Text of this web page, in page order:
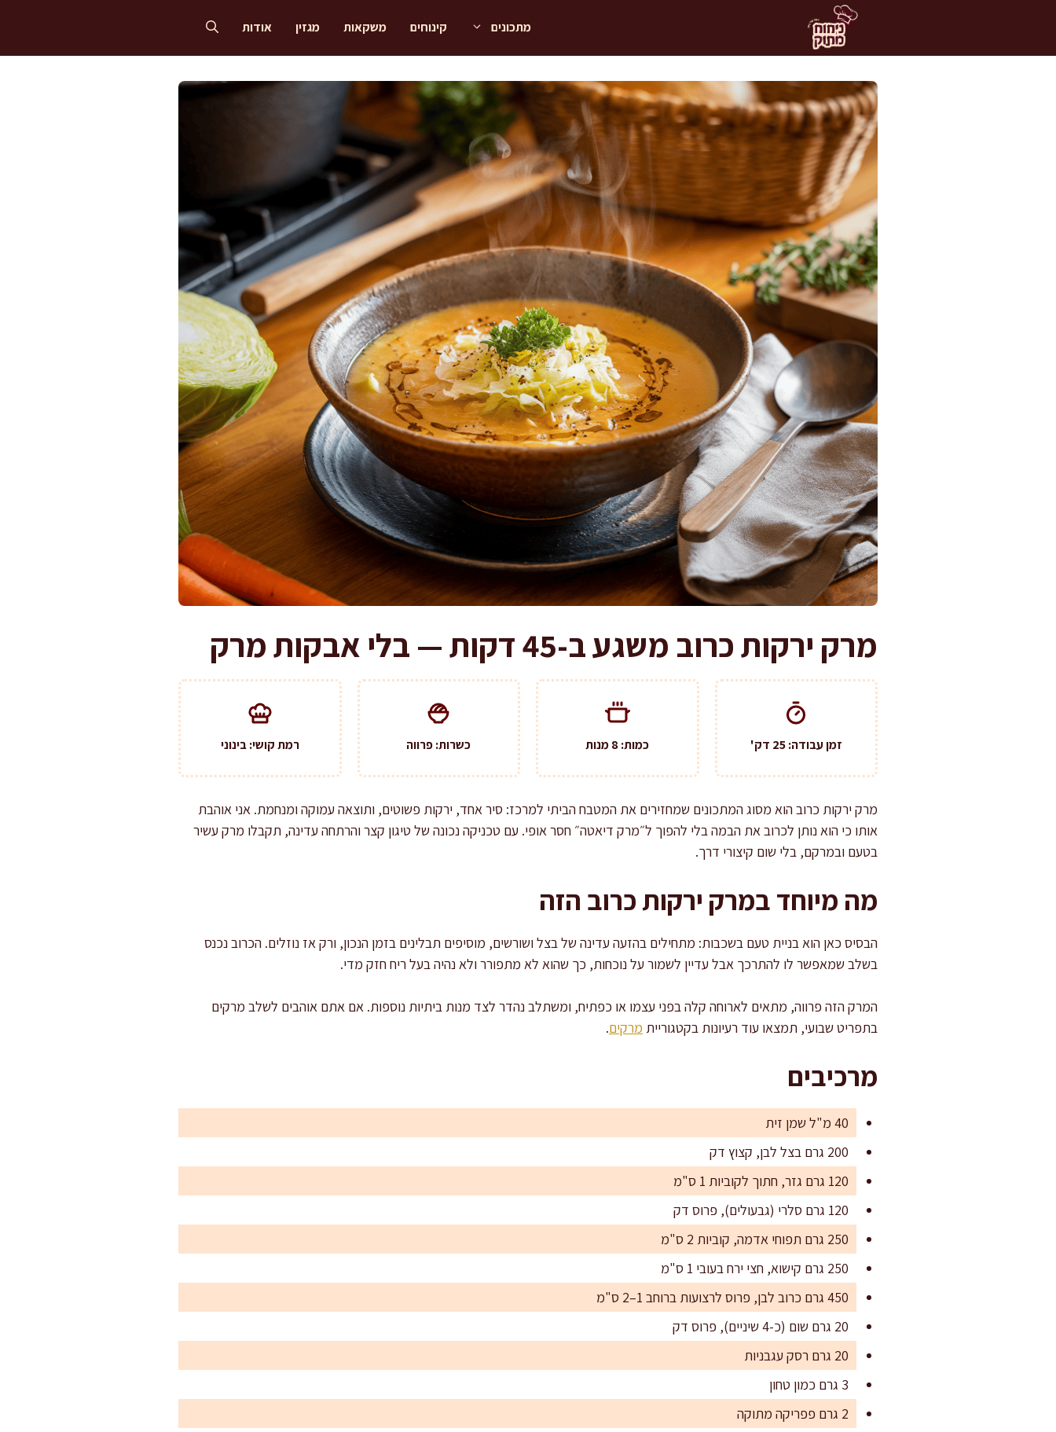
מתכונים קינוחים משקאות מגזין אודות
מרק ירקות כרוב משגע ב-45 דקות — בלי אבקות מרק
זמן עבודה: 25 דק' כמות: 8 מנות כשרות: פרווה רמת קושי: בינוני
מרק ירקות כרוב הוא מסוג המתכונים שמחזירים את המטבח הביתי למרכז: סיר אחד, ירקות פשוטים, ותוצאה עמוקה ומנחמת. אני אוהבת
אותו כי הוא נותן לכרוב את הבמה בלי להפוך ל״מרק דיאטה״ חסר אופי. עם טכניקה נכונה של טיגון קצר והרתחה עדינה, תקבלו מרק עשיר
בטעם ובמרקם, בלי שום קיצורי דרך.
מה מיוחד במרק ירקות כרוב הזה
הבסיס כאן הוא בניית טעם בשכבות: מתחילים בהזעה עדינה של בצל ושורשים, מוסיפים תבלינים בזמן הנכון, ורק אז נוזלים. הכרוב נכנס
בשלב שמאפשר לו להתרכך אבל עדיין לשמור על נוכחות, כך שהוא לא מתפורר ולא נהיה בעל ריח חזק מדי.
המרק הזה פרווה, מתאים לארוחה קלה בפני עצמו או כפתיח, ומשתלב נהדר לצד מנות ביתיות נוספות. אם אתם אוהבים לשלב מרקים
בתפריט שבועי, תמצאו עוד רעיונות בקטגוריית מרקים.
מרכיבים
40 מ"ל שמן זית
200 גרם בצל לבן, קצוץ דק
120 גרם גזר, חתוך לקוביות 1 ס"מ
120 גרם סלרי (גבעולים), פרוס דק
250 גרם תפוחי אדמה, קוביות 2 ס"מ
250 גרם קישוא, חצי ירח בעובי 1 ס"מ
450 גרם כרוב לבן, פרוס לרצועות ברוחב 1–2 ס"מ
20 גרם שום (כ-4 שיניים), פרוס דק
20 גרם רסק עגבניות
3 גרם כמון טחון
2 גרם פפריקה מתוקה